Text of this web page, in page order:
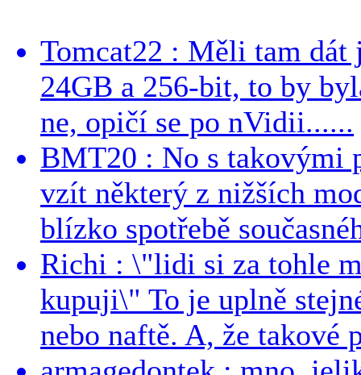
Tomcat22 : Měli tam dát
24GB a 256-bit, to by
ne, opičí se po nVidii......
BMT20 : No s takovými
vzít některý z nižších
blízko spotřebě
Richi : \"lidi si za tohle
kupuji\" To je uplně
nebo naftě. A, že takové